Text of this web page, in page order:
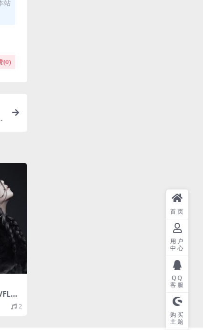
站
(0)
2
首页
用户
中心
QQ
客服
购买
主题